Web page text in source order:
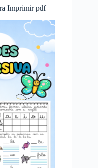
Imprimir pdf